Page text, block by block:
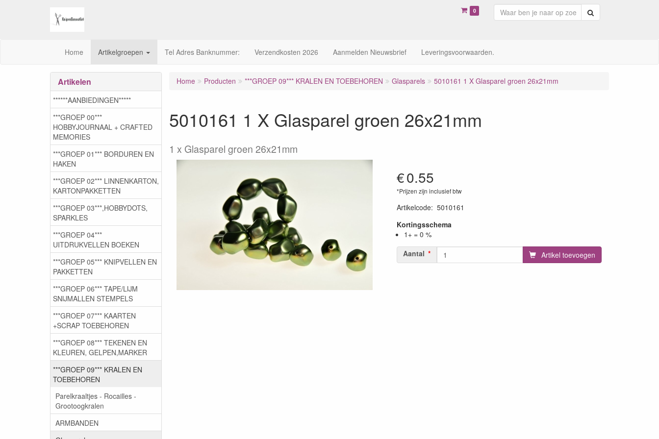
0
Home Artikelgroepen Tel Adres Banknummer: Verzendkosten 2026 Aanmelden Nieuwsbrief Leveringsvoorwaarden.
Home Producten ***GROEP 09*** KRALEN EN TOEBEHOREN Glasparels 5010161 1 X Glasparel groen 26x21mm
5010161 1 X Glasparel groen 26x21mm
1 x Glasparel groen 26x21mm
€0.55
*Prijzen zijn inclusief btw
Artikelcode: 5010161
Kortingsschema
1+ = 0 %
Aantal
Artikel toevoegen
Artikelen
******AANBIEDINGEN*****
***GROEP 00***
HOBBYJOURNAAL + CRAFTED
MEMORIES
***GROEP 01*** BORDUREN EN
HAKEN
***GROEP 02*** LINNENKARTON,
KARTONPAKKETTEN
***GROEP 03***,HOBBYDOTS,
SPARKLES
***GROEP 04***
UITDRUKVELLEN BOEKEN
***GROEP 05*** KNIPVELLEN EN
PAKKETTEN
***GROEP 06*** TAPE/LIJM
SNIJMALLEN STEMPELS
***GROEP 07*** KAARTEN
+SCRAP TOEBEHOREN
***GROEP 08*** TEKENEN EN
KLEUREN, GELPEN,MARKER
***GROEP 09*** KRALEN EN
TOEBEHOREN
Parelkraaltjes - Rocailles -
Grootoogkralen
ARMBANDEN